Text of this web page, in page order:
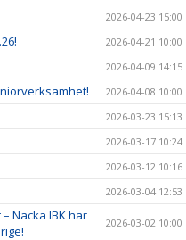
2026-04-23 15:00
2026-04-21 10:00
2026-04-09 14:15
2026-04-08 10:00
2026-03-23 15:13
2026-03-17 10:24
2026-03-12 10:16
2026-03-04 12:53
Nacka IBK har
2026-03-02 10:00